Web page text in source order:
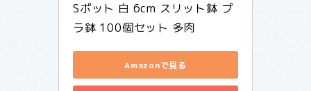
Sポット 白 6cm スリット鉢 プ
ラ鉢 100個セット 多肉
Amazonで見る